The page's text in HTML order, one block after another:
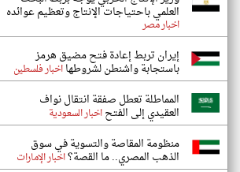
العلمي باحتياجات الإنتاج وتعظيم عوائده
اخبار مصر
إيران تربط إعادة فتح مضيق هرمز
باستجابة واشنطن لشروطهااخبار فلسطين
المماطلة تعطل صفقة انتقال نواف
العقيدي إلى الفتحاخبار السعودية
منظومة المقاصة والتسوية في سوق
الذهب المصري.. ما القصة؟اخبار الإمارات